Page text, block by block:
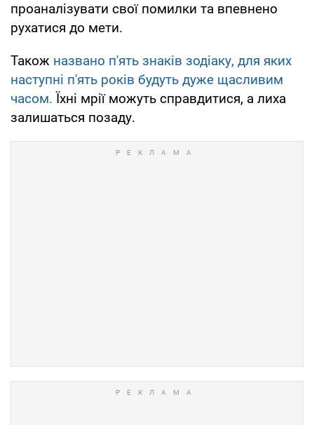
проаналізувати свої помилки та впевнено
рухатися до мети.
Також названо п'ять знаків зодіаку, для яких
наступні п'ять років будуть дуже щасливим
часом. Їхні мрії можуть справдитися, а лиха
залишаться позаду.